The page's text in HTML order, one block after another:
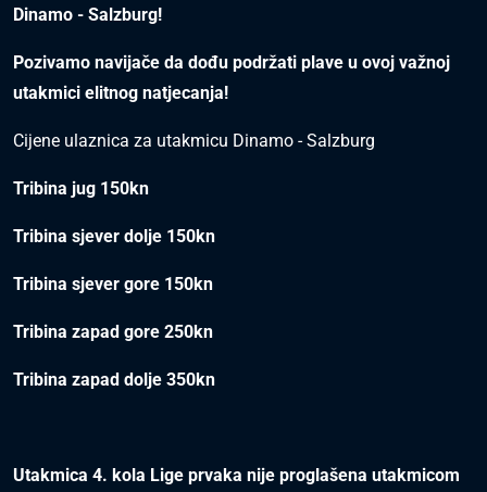
Dinamo - Salzburg!
Pozivamo navijače da dođu podržati plave u ovoj važnoj
utakmici elitnog natjecanja!
Cijene ulaznica za utakmicu Dinamo - Salzburg
Tribina jug 150kn
Tribina sjever dolje 150kn
Tribina sjever gore 150kn
Tribina zapad gore 250kn
Tribina zapad dolje 350kn
Utakmica 4. kola Lige prvaka nije proglašena utakmicom